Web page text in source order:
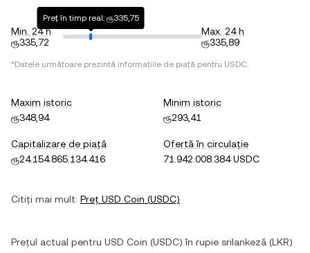
Min. 24 h
ரூ335,72
Preț în timp real: ரூ335,75
Max. 24 h
ரூ335,89
*Datele următoare prezintă informațiile de piață pentru USDC.
Maxim istoric
ரூ348,94
Minim istoric
ரூ293,41
Capitalizare de piață
ரூ24.154.865.134.416
Ofertă în circulație
71.942.008.384 USDC
Citiți mai mult: Preț USD Coin (USDC)
Prețul actual pentru USD Coin (USDC) în rupie srilankeză (LKR)